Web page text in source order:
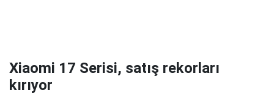
Xiaomi 17 Serisi, satış rekorları
kırıyor